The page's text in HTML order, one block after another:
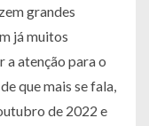
grandes
já muitos
a atenção para o
que mais se fala,
de 2022 e